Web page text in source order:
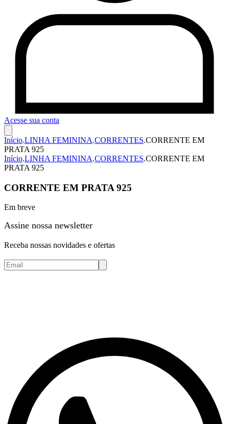
Acesse sua conta
Início.LINHA FEMININA.CORRENTES.CORRENTE EM
PRATA 925
Início.LINHA FEMININA.CORRENTES.CORRENTE EM
PRATA 925
CORRENTE EM PRATA 925
Em breve
Assine nossa newsletter
Receba nossas novidades e ofertas